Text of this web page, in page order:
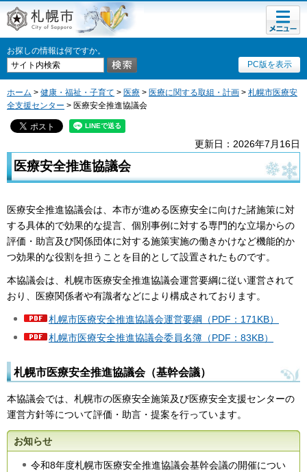
札幌市
お探しの情報は何ですか。
PC版を表示
メニュ
ー
ホーム > 健康・福祉・子育て > 医療 > 医療に関する取組・計画 > 札幌市医療安
全支援センター > 医療安全推進協議会
更新日：2026年7月16日
医療安全推進協議会
医療安全推進協議会は、本市が進める医療安全に向けた諸施策に対
する具体的で効果的な提言、個別事例に対する専門的な立場からの
評価・助言及び関係団体に対する施策実施の働きかけなど機能的か
つ効果的な役割を担うことを目的として設置されたものです。
本協議会は、札幌市医療安全推進協議会運営要綱に従い運営されて
おり、医療関係者や有識者などにより構成されております。
札幌市医療安全推進協議会運営要綱（PDF：171KB）
札幌市医療安全推進協議会委員名簿（PDF：83KB）
札幌市医療安全推進協議会（基幹会議）
本協議会では、札幌市の医療安全施策及び医療安全支援センターの
運営方針等について評価・助言・提案を行っています。
お知らせ
令和8年度札幌市医療安全推進協議会基幹会議の開催につい